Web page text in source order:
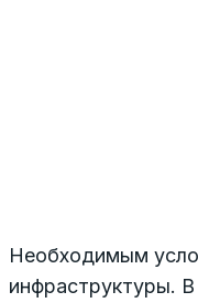
Необходимым
инфраструктуры.